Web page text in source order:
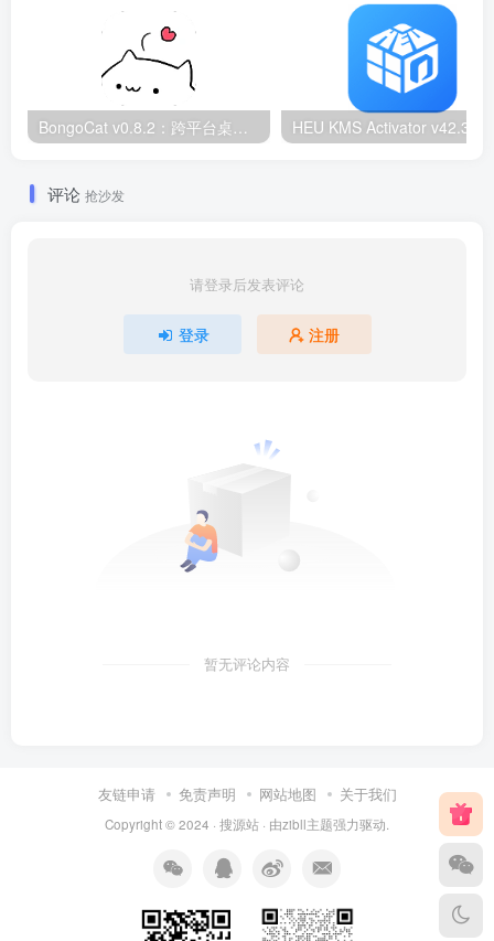
评论 抢沙发
请登录后发表评论
登录 注册
暂无评论内容
友链申请 免责声明 网站地图 关于我们
Copyright © 2024 · 搜源站 · 由zibll主题强力驱动.